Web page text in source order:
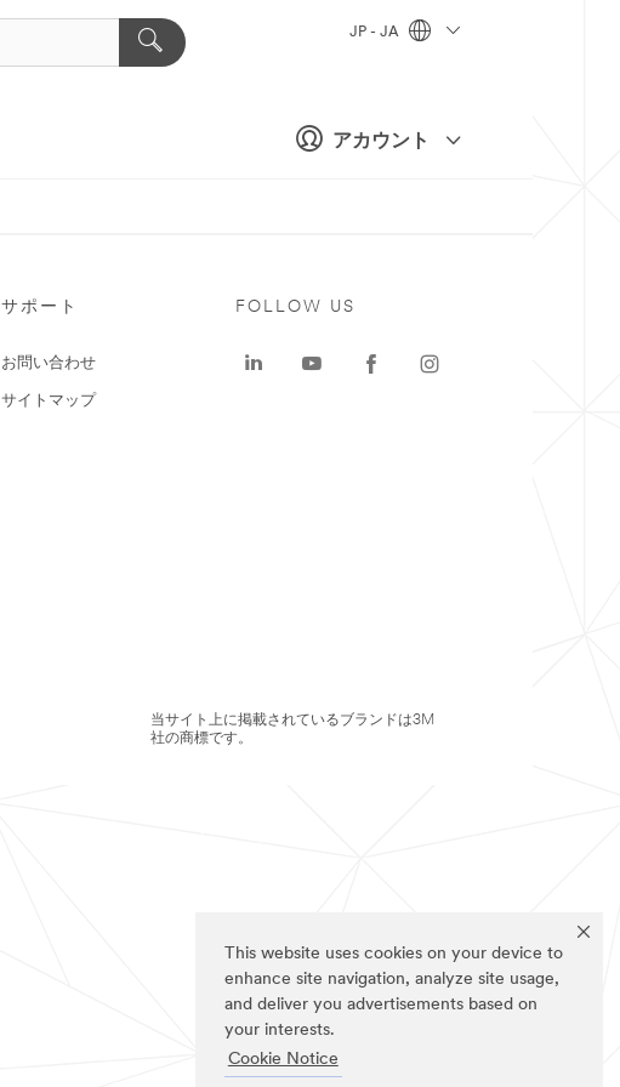
This website uses cookies on your device to
enhance site navigation, analyze site usage,
and deliver you advertisements based on
your interests.
Cookie Notice
アカウント
JP - JA
サポート
お問い合わせ
サイトマップ
FOLLOW US
当サイト上に掲載されているブランドは3M
社の商標です。